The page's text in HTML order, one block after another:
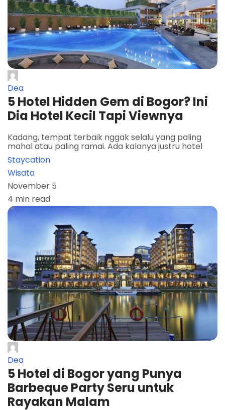
Dea
5 Hotel Hidden Gem di Bogor? Ini
Dia Hotel Kecil Tapi Viewnya
Kadang, tempat terbaik nggak selalu yang paling
mahal atau paling ramai. Ada kalanya justru hotel
Staycation
Wisata
November 5
4 min read
Dea
5 Hotel di Bogor yang Punya
Barbeque Party Seru untuk
Rayakan Malam